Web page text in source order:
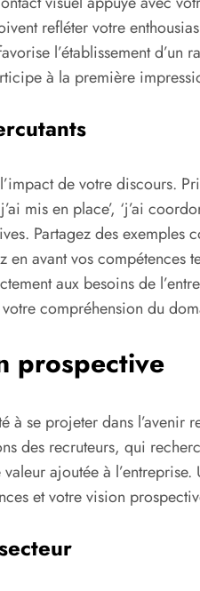
refléter votre
l’établissement d’un
à la première
de votre discours.
mis en place’, ‘j’ai
Partagez des exemples
avant vos compétences
aux besoins de
compréhension du
prospective
à se projeter dans l’avenir
des recruteurs, qui
ajoutée à
et votre vision